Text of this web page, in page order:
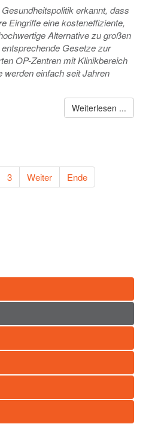
erkannt, dass
Eingriffe eine kosteneffiziente,
Alternative zu großen
Gesetze zur
OP-Zentren mit Klinikbereich
einfach seit Jahren
Weiterlesen ...
3 Weiter Ende